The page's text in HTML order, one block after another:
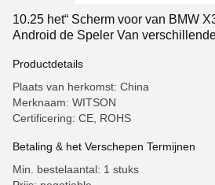
10.25 het“ Scherm voor van BMW
Android de Speler Van
Productdetails
Plaats van herkomst: China
Merknaam: WITSON
Certificering: CE, ROHS
Betaling & het Verschepen Termijnen
Min. bestelaantal: 1 stuks